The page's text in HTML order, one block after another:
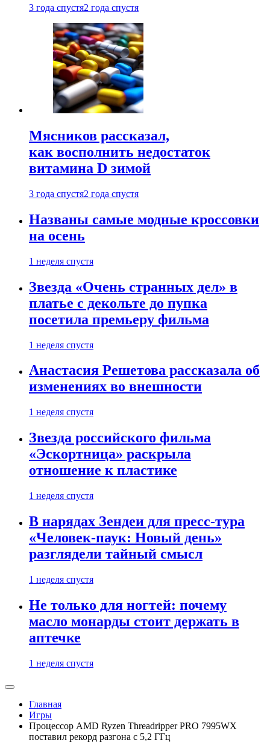
3 года спустя2 года спустя
Мясников рассказал,
как восполнить недостаток
витамина D зимой
3 года спустя2 года спустя
Названы самые модные кроссовки
на осень
1 неделя спустя
Звезда «Очень странных дел» в
платье с декольте до пупка
посетила премьеру фильма
1 неделя спустя
Анастасия Решетова рассказала об
изменениях во внешности
1 неделя спустя
Звезда российского фильма
«Эскортница» раскрыла
отношение к пластике
1 неделя спустя
В нарядах Зендеи для пресс-тура
«Человек-паук: Новый день»
разглядели тайный смысл
1 неделя спустя
Не только для ногтей: почему
масло монарды стоит держать в
аптечке
1 неделя спустя
Главная
Игры
Процессор AMD Ryzen Threadripper PRO 7995WX
поставил рекорд разгона с 5,2 ГГц